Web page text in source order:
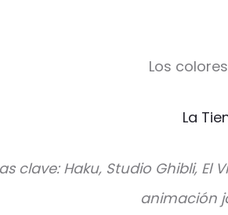
Los
La
clave: Haku, Studio Ghibli, El
animación